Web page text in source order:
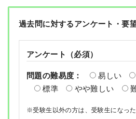
過去問に対するアンケート・要
アンケート（必須）
問題の難易度： 易しい
標準
やや難しい
※受験生以外の方は、受験生になっ